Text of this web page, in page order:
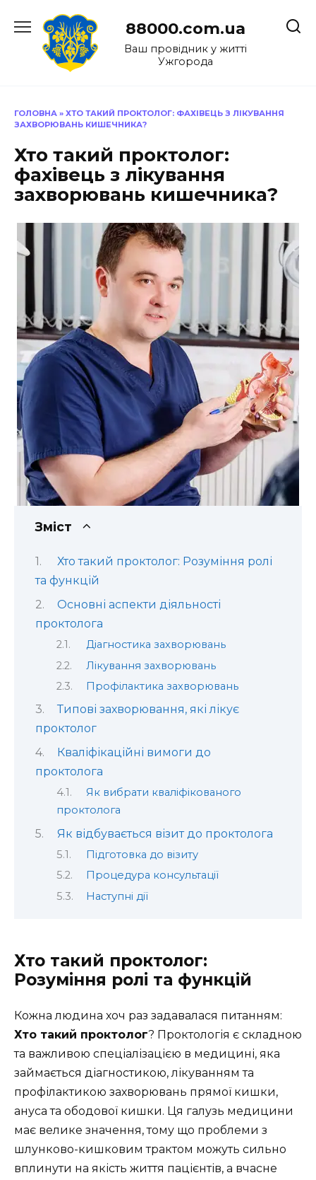
до
88000.com.ua
Ваш провідник у житті
Ужгорода
ГОЛОВНА » ХТО ТАКИЙ ПРОКТОЛОГ: ФАХІВЕЦЬ З ЛІКУВАННЯ
ЗАХВОРЮВАНЬ КИШЕЧНИКА?
Хто такий проктолог:
фахівець з лікування
захворювань кишечника?
Зміст
Хто такий проктолог: Розуміння ролі
та функцій
Основні аспекти діяльності
проктолога
Діагностика захворювань
Лікування захворювань
Профілактика захворювань
Типові захворювання, які лікує
проктолог
Кваліфікаційні вимоги до
проктолога
Як вибрати кваліфікованого
проктолога
Як відбувається візит до проктолога
Підготовка до візиту
Процедура консультації
Наступні дії
Хто такий проктолог:
Розуміння ролі та функцій
Кожна людина хоч раз задавалася питанням:
Хто такий проктолог? Проктологія є складною
та важливою спеціалізацією в медицині, яка
займається діагностикою, лікуванням та
профілактикою захворювань прямої кишки,
ануса та ободової кишки. Ця галузь медицини
має велике значення, тому що проблеми з
шлунково-кишковим трактом можуть сильно
вплинути на якість життя пацієнтів, а вчасне